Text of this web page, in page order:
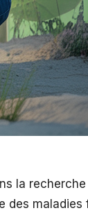
la
des